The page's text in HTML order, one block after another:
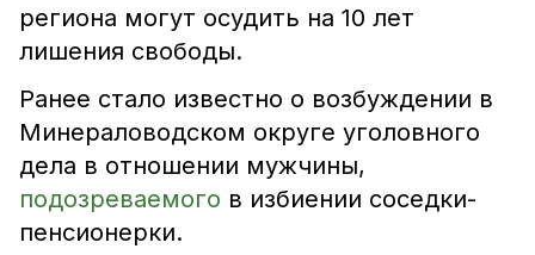
региона могут осудить на 10 лет
лишения свободы.
Ранее стало известно о возбуждении в
Минераловодском округе уголовного
дела в отношении мужчины,
подозреваемого в избиении соседки-
пенсионерки.